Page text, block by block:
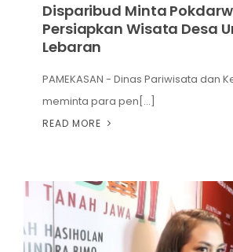
Disparibud Minta
Persiapkan Wisata Desa
Lebaran
PAMEKASAN - Dinas Pariwisata dan
meminta para pen[...]
READ MORE